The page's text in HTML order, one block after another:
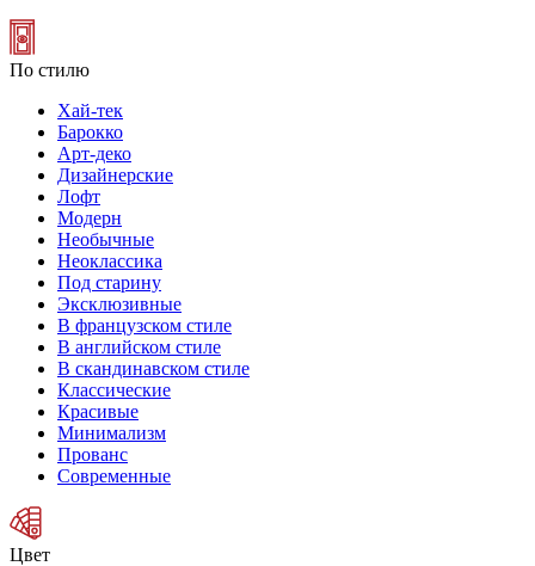
По стилю
Хай-тек
Барокко
Арт-деко
Дизайнерские
Лофт
Модерн
Необычные
Неоклассика
Под старину
Эксклюзивные
В французском стиле
В английском стиле
В скандинавском стиле
Классические
Красивые
Минимализм
Прованс
Современные
Цвет